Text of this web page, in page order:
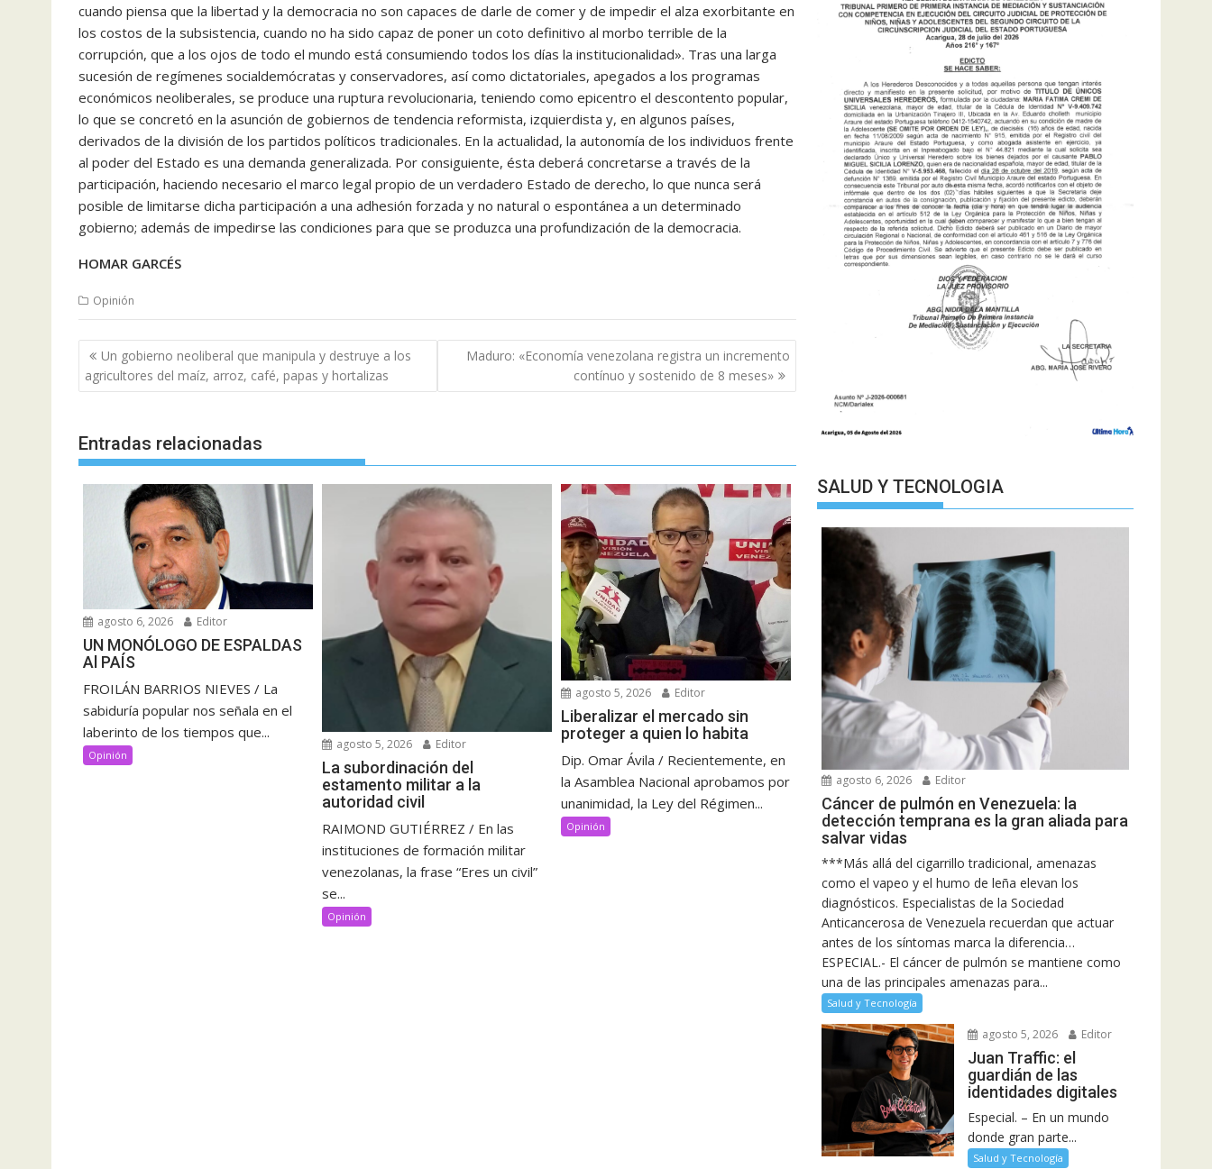
cuando piensa que la libertad y la democracia no son capaces de darle de comer y de impedir el alza exorbitante en
los costos de la subsistencia, cuando no ha sido capaz de poner un coto definitivo al morbo terrible de la
corrupción, que a los ojos de todo el mundo está consumiendo todos los días la institucionalidad». Tras una larga
sucesión de regímenes socialdemócratas y conservadores, así como dictatoriales, apegados a los programas
económicos neoliberales, se produce una ruptura revolucionaria, teniendo como epicentro el descontento popular,
lo que se concretó en la asunción de gobiernos de tendencia reformista, izquierdista y, en algunos países,
derivados de la división de los partidos políticos tradicionales. En la actualidad, la autonomía de los individuos frente
al poder del Estado es una demanda generalizada. Por consiguiente, ésta deberá concretarse a través de la
participación, haciendo necesario el marco legal propio de un verdadero Estado de derecho, lo que nunca será
posible de limitarse dicha participación a una adhesión forzada y no natural o espontánea a un determinado
gobierno; además de impedirse las condiciones para que se produzca una profundización de la democracia.
HOMAR GARCÉS
Opinión
Navegación
de
entradas
Un gobierno neoliberal que manipula y destruye a los
agricultores del maíz, arroz, café, papas y hortalizas
Maduro: «Economía venezolana registra un incremento
contínuo y sostenido de 8 meses»
Entradas relacionadas
agosto 6, 2026 Editor
UN MONÓLOGO DE ESPALDAS
Al PAÍS
FROILÁN BARRIOS NIEVES / La
sabiduría popular nos señala en el
laberinto de los tiempos que...
Opinión
agosto 5, 2026 Editor
La subordinación del
estamento militar a la
autoridad civil
RAIMOND GUTIÉRREZ / En las
instituciones de formación militar
venezolanas, la frase “Eres un civil”
se...
Opinión
agosto 5, 2026 Editor
Liberalizar el mercado sin
proteger a quien lo habita
Dip. Omar Ávila / Recientemente, en
la Asamblea Nacional aprobamos por
unanimidad, la Ley del Régimen...
Opinión
SALUD Y TECNOLOGIA
agosto 6, 2026 Editor
Cáncer de pulmón en Venezuela: la
detección temprana es la gran aliada para
salvar vidas
***Más allá del cigarrillo tradicional, amenazas
como el vapeo y el humo de leña elevan los
diagnósticos. Especialistas de la Sociedad
Anticancerosa de Venezuela recuerdan que actuar
antes de los síntomas marca la diferencia…
ESPECIAL.- El cáncer de pulmón se mantiene como
una de las principales amenazas para...
Salud y Tecnología
agosto 5, 2026 Editor
Juan Traffic: el
guardián de las
identidades digitales
Especial. – En un mundo
donde gran parte...
Salud y Tecnología